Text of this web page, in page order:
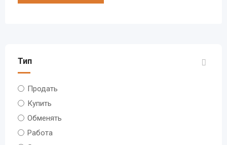
Тип
Продать
Купить
Обменять
Работа